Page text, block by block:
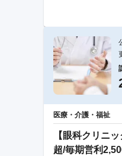
医療・介護・福祉
【眼科クリニ
超/毎期営利